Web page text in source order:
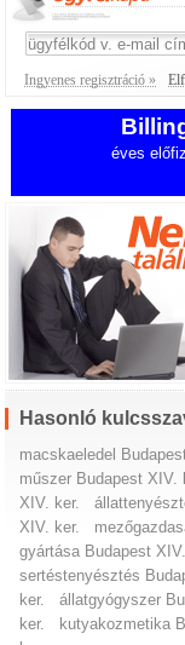
Ingyenes regisztráció »
éves
Hasonló
macskaeledel
műszer Budapest XIV.
XIV. ker.
XIV. ker.
gyártása Budapest
sertéstenyésztés
ker.
állatgyógyszer
ker.
kutyakozmetika